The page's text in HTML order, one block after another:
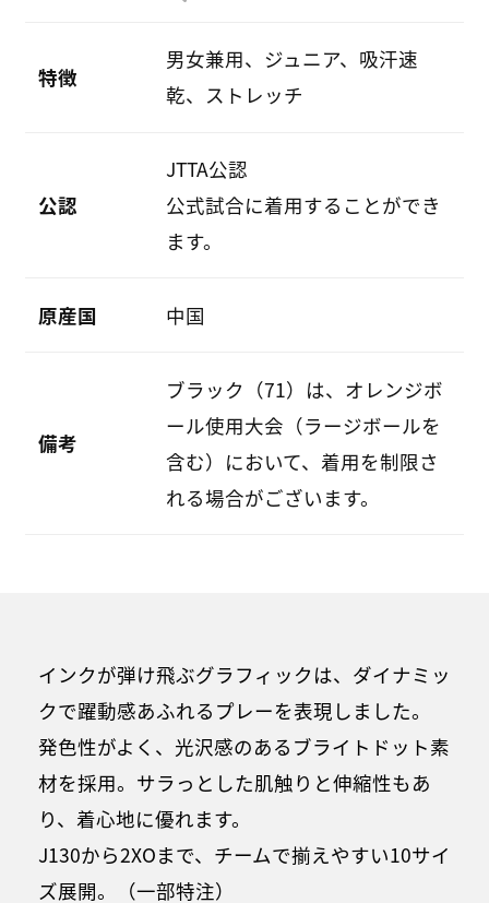
特徴
男女兼用、ジュニア、吸汗速
乾、ストレッチ
公認
JTTA公認
公式試合に着用することができ
ます。
原産国 中国
備考
ブラック（71）は、オレンジボ
ール使用大会（ラージボールを
含む）において、着用を制限さ
れる場合がございます。
インクが弾け飛ぶグラフィックは、ダイナミッ
クで躍動感あふれるプレーを表現しました。
発色性がよく、光沢感のあるブライトドット素
材を採用。サラっとした肌触りと伸縮性もあ
り、着心地に優れます。
J130から2XOまで、チームで揃えやすい10サイ
ズ展開。（一部特注）